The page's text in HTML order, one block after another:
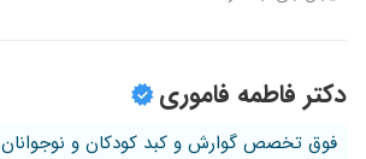
دکتر فاطمه فاموری
فوق تخصص گوارش و کبد کودکان و نوجوانان